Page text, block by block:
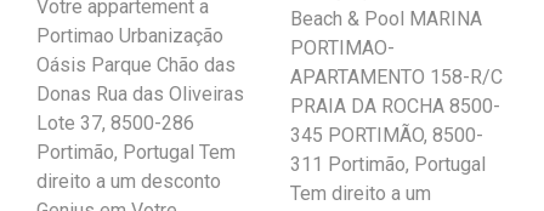
Votre appartement a
Portimao Urbanização
Oásis Parque Chão das
Donas Rua das Oliveiras
Lote 37, 8500-286
Portimão, Portugal Tem
direito a um desconto
Beach & Pool MARINA
PORTIMAO-
APARTAMENTO 158-R/C
PRAIA DA ROCHA 8500-
345 PORTIMÃO, 8500-
311 Portimão, Portugal
Tem direito a um